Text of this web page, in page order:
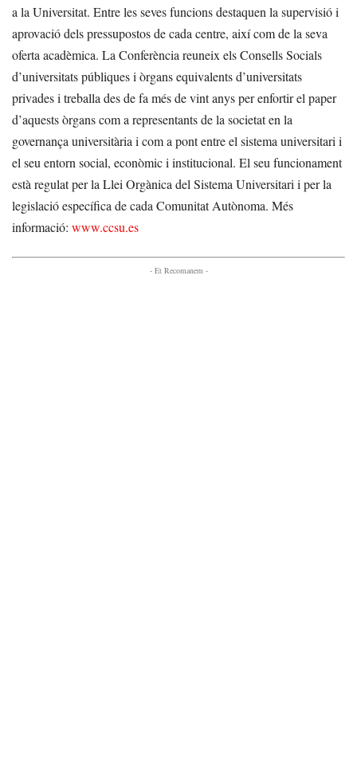
a la Universitat. Entre les seves funcions destaquen la supervisió i
aprovació dels pressupostos de cada centre, així com de la seva
oferta acadèmica. La Conferència reuneix els Consells Socials
d’universitats públiques i òrgans equivalents d’universitats
privades i treballa des de fa més de vint anys per enfortir el paper
d’aquests òrgans com a representants de la societat en la
governança universitària i com a pont entre el sistema universitari i
el seu entorn social, econòmic i institucional. El seu funcionament
està regulat per la Llei Orgànica del Sistema Universitari i per la
legislació específica de cada Comunitat Autònoma. Més
informació: www.ccsu.es
- Et Recomanem -